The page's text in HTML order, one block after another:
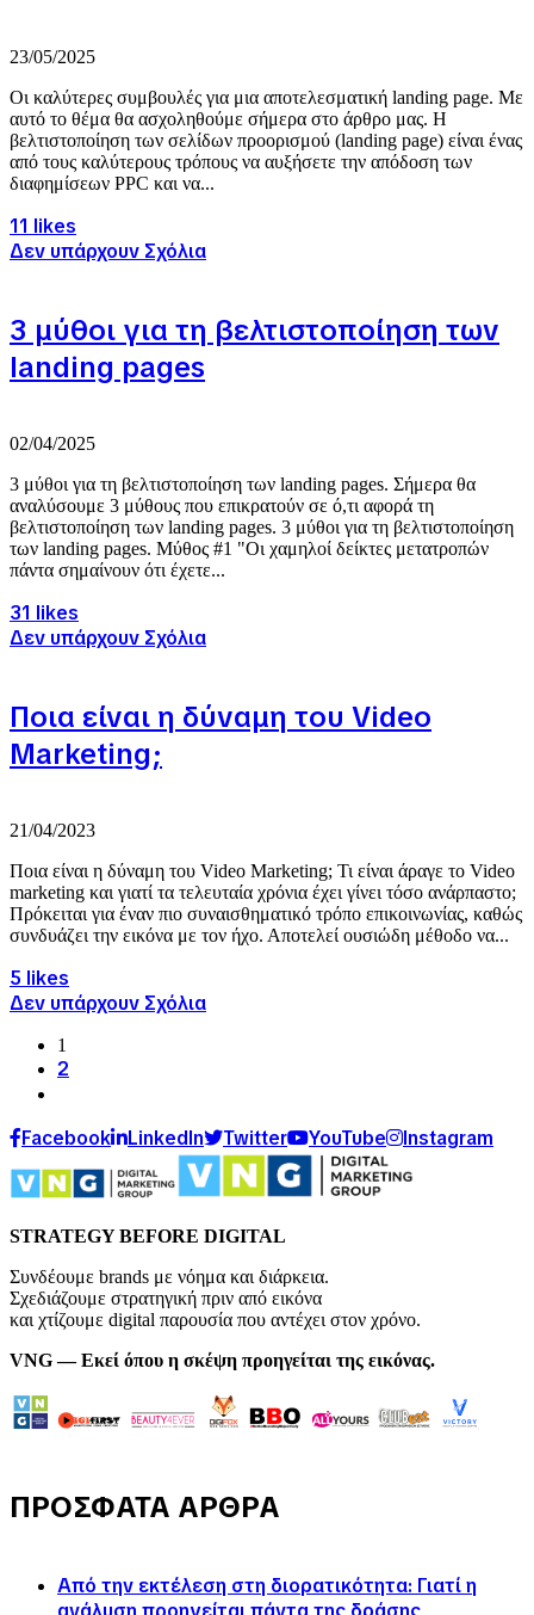
23/05/2025
Οι καλύτερες συμβουλές για μια αποτελεσματική landing page. Με
αυτό το θέμα θα ασχοληθούμε σήμερα στο άρθρο μας. Η
βελτιστοποίηση των σελίδων προορισμού (landing page) είναι ένας
από τους καλύτερους τρόπους να αυξήσετε την απόδοση των
διαφημίσεων PPC και να...
11 likes
Δεν υπάρχουν Σχόλια
3 μύθοι για τη βελτιστοποίηση των
landing pages
02/04/2025
3 μύθοι για τη βελτιστοποίηση των landing pages. Σήμερα θα
αναλύσουμε 3 μύθους που επικρατούν σε ό,τι αφορά τη
βελτιστοποίηση των landing pages. 3 μύθοι για τη βελτιστοποίηση
των landing pages. Mύθος #1 "Οι χαμηλοί δείκτες μετατροπών
πάντα σημαίνουν ότι έχετε...
31 likes
Δεν υπάρχουν Σχόλια
Ποια είναι η δύναμη του Video
Marketing;
21/04/2023
Ποια είναι η δύναμη του Video Marketing; Τι είναι άραγε το Video
marketing και γιατί τα τελευταία χρόνια έχει γίνει τόσο ανάρπαστο;
Πρόκειται για έναν πιο συναισθηματικό τρόπο επικοινωνίας, καθώς
συνδυάζει την εικόνα με τον ήχο. Αποτελεί ουσιώδη μέθοδο να...
5 likes
Δεν υπάρχουν Σχόλια
1
2
Facebook LinkedIn Twitter YouTube Instagram
STRATEGY BEFORE DIGITAL
Συνδέουμε brands με νόημα και διάρκεια.
Σχεδιάζουμε στρατηγική πριν από εικόνα
και χτίζουμε digital παρουσία που αντέχει στον χρόνο.
VNG — Εκεί όπου η σκέψη προηγείται της εικόνας.
ΠΡΟΣΦΑΤΑ ΑΡΘΡΑ
Από την εκτέλεση στη διορατικότητα: Γιατί η